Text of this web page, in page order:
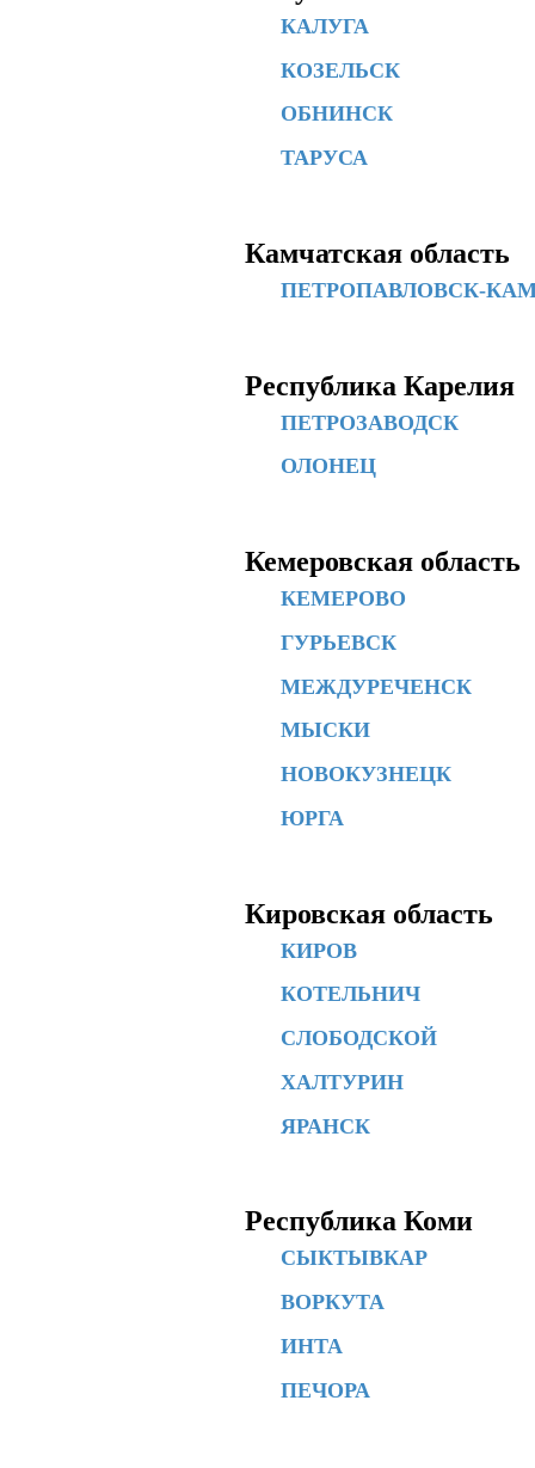
КАЛУГА
КОЗЕЛЬСК
ОБНИНСК
ТАРУСА
Камчатская область
ПЕТРОПАВЛОВСК-
Республика Карелия
ПЕТРОЗАВОДСК
ОЛОНЕЦ
Кемеровская область
КЕМЕРОВО
ГУРЬЕВСК
МЕЖДУРЕЧЕНСК
МЫСКИ
НОВОКУЗНЕЦК
ЮРГА
Кировская область
КИРОВ
КОТЕЛЬНИЧ
СЛОБОДСКОЙ
ХАЛТУРИН
ЯРАНСК
Республика Коми
СЫКТЫВКАР
ВОРКУТА
ИНТА
ПЕЧОРА